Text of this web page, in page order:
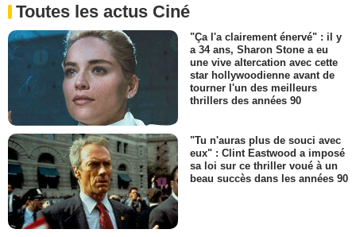
Toutes les actus Ciné
"Ça l'a clairement énervé" : il y
a 34 ans, Sharon Stone a eu
une vive altercation avec cette
star hollywoodienne avant de
tourner l'un des meilleurs
thrillers des années 90
"Tu n'auras plus de souci avec
eux" : Clint Eastwood a imposé
sa loi sur ce thriller voué à un
beau succès dans les années 90